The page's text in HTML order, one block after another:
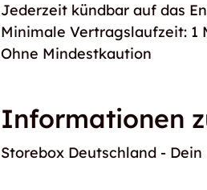
Jederzeit kündbar auf das
Minimale Vertragslaufzeit: 1
Ohne Mindestkaution
Informationen
Storebox Deutschland -